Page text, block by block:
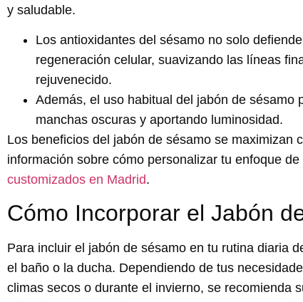
y saludable.
Los antioxidantes del sésamo no solo
regeneración celular, suavizando las líneas
rejuvenecido.
Además, el uso habitual del jabón de
manchas oscuras y aportando luminosidad.
Los beneficios del jabón de sésamo se maximizan
información sobre cómo personalizar tu enfoque
customizados en Madrid.
Cómo Incorporar el Jabón
Para incluir el jabón de sésamo en tu rutina diaria
el baño o la ducha. Dependiendo de tus
climas secos o durante el invierno, se recomienda